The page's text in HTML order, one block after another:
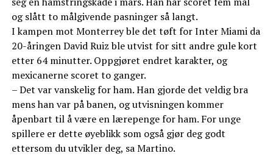
og slått to målgivende pasninger så langt.
I kampen mot Monterrey ble det tøft for Inter Miami da
20-åringen David Ruiz ble utvist for sitt andre gule kort
etter 64 minutter. Oppgjøret endret karakter, og
mexicanerne scoret to ganger.
– Det var vanskelig for ham. Han gjorde det veldig bra
mens han var på banen, og utvisningen kommer
åpenbart til å være en lærepenge for ham. For unge
spillere er dette øyeblikk som også gjør deg godt
ettersom du utvikler deg, sa Martino.